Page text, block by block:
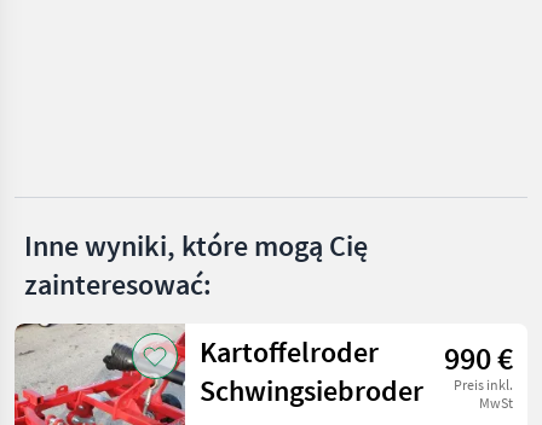
KMK Agro
Pokaż
wszystkie
14
MARKETPLACE
Inne wyniki, które mogą Cię
zainteresować:
Kartoffelroder
Schwingsiebroder
990 €
Preis inkl.
MwSt